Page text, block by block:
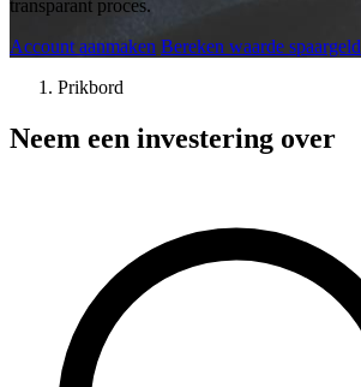
transparant proces.
Account aanmaken Bereken waarde spaargeld
Prikbord
Neem een investering over